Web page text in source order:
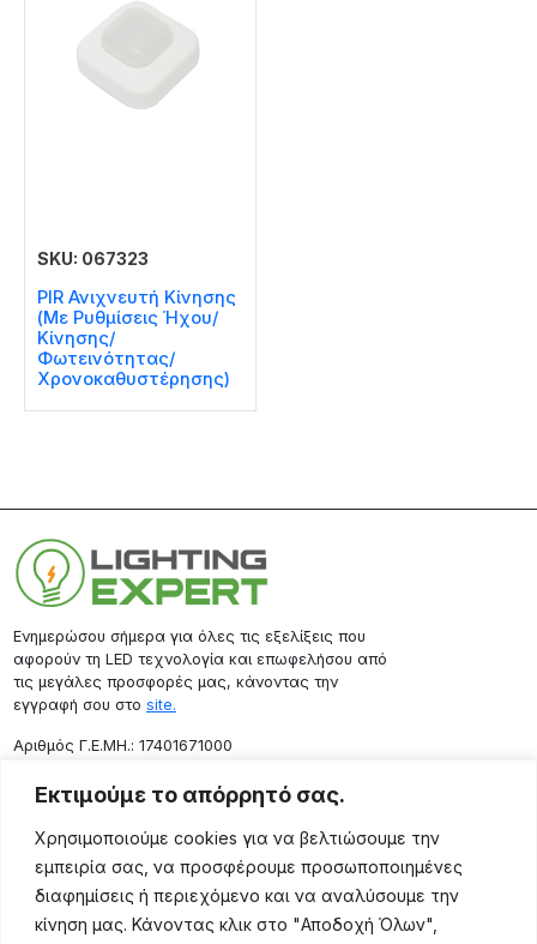
Εκτιμούμε το απόρρητό σας.
Χρησιμοποιούμε cookies για να βελτιώσουμε την
εμπειρία σας, να προσφέρουμε προσωποποιημένες
διαφημίσεις ή περιεχόμενο και να αναλύσουμε την
κίνηση μας. Κάνοντας κλικ στο "Αποδοχή Όλων",
SKU: 067323
PIR Ανιχνευτή Κίνησης
(Με Ρυθμίσεις Ήχου/
Κίνησης/
Φωτεινότητας/
Χρονοκαθυστέρησης)
Ενημερώσου σήμερα για όλες τις εξελίξεις που
αφορούν τη LED τεχνολογία και επωφελήσου από
τις μεγάλες προσφορές μας, κάνοντας την
εγγραφή σου στο site.
Aριθμός Γ.Ε.ΜΗ.: 17401671000
Επικοινωνία
Ρόδου 133, Αθήνα 10443
(+30) 211 725 5427
sales@lightingexpert.gr